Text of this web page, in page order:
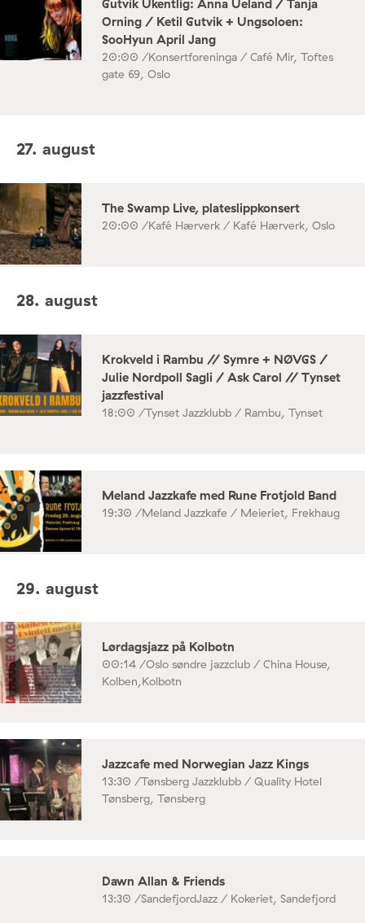
Gutvik Ukentlig: Anna Ueland / Tanja
Orning / Ketil Gutvik + Ungsoloen:
SooHyun April Jang
20:00 /Konsertforeninga / Café Mir, Toftes
gate 69, Oslo
27. august
The Swamp Live, plateslippkonsert
20:00 /Kafé Hærverk / Kafé Hærverk, Oslo
28. august
Krokveld i Rambu // Symre + NØVGS /
Julie Nordpoll Sagli / Ask Carol // Tynset
jazzfestival
18:00 /Tynset Jazzklubb / Rambu, Tynset
Meland Jazzkafe med Rune Frotjold Band
19:30 /Meland Jazzkafe / Meieriet, Frekhaug
29. august
Lørdagsjazz på Kolbotn
00:14 /Oslo søndre jazzclub / China House,
Kolben,Kolbotn
Jazzcafe med Norwegian Jazz Kings
13:30 /Tønsberg Jazzklubb / Quality Hotel
Tønsberg, Tønsberg
Dawn Allan & Friends
13:30 /SandefjordJazz / Kokeriet, Sandefjord